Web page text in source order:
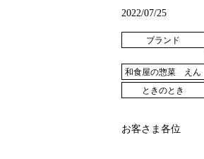
2022/07/25
ブランド
和食屋の惣菜 えん
ときのとき
お客さま各位